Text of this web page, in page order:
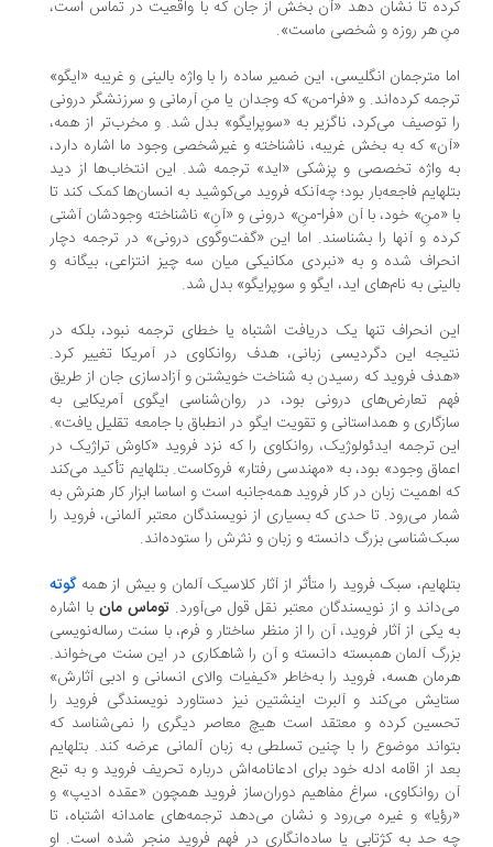
تا نشان دهد «آن بخش از جان که با واقعیت در تماس است،
هر روزه و شخصی ماست».
مترجمان انگلیسی، این ضمیر ساده را با واژه بالینی و غریبه «ایگو»
کرده‌اند. و «فرا-من» که وجدان یا منِ آرمانی و سرزنشگر درونی
توصیف می‌کرد، ناگزیر به «سوپرایگو» بدل شد. و مخرب‌تر از همه،
که به بخش غریبه، ناشناخته و غیرشخصی وجود ما اشاره دارد،
واژه تخصصی و پزشکی «اید» ترجمه شد. این انتخاب‌ها از دید
فاجعه‌بار بود؛ چه‌آنکه فروید می‌کوشید به انسان‌ها کمک کند تا
«منِ» خود، با آن «فرا-منِ» درونی و «آنِ» ناشناخته وجودشان آشتی
و آنها را بشناسند. اما این «گفت‌وگوی درونی» در ترجمه دچار
شده و به «نبردی مکانیکی میان سه چیز انتزاعی، بیگانه و
به نام‌های اید، ایگو و سوپرایگو» بدل شد.
انحراف تنها یک دریافت اشتباه یا خطای ترجمه نبود، بلکه در
این دگردیسی زبانی، هدف روانکاوی در آمریکا تغییر کرد.
فروید که رسیدن به شناخت خویشتن و آزادسازی جان از طریق
تعارض‌های درونی بود، در روان‌شناسی ایگوی آمریکایی به
و همداستانی و تقویت ایگو در انطباق با جامعه تقلیل یافت».
ترجمه ایدئولوژیک، روانکاوی را که نزد فروید «کاوش تراژیک در
وجود» بود، به «مهندسی رفتار» فروکاست. بتلهایم تأکید می‌کند
اهمیت زبان در کار فروید همه‌جانبه است و اساسا ابزار کار هنرش به
می‌رود. تا حدی که بسیاری از نویسندگان معتبر آلمانی، فروید را
بزرگ دانسته و زبان و نثرش را ستوده‌اند.
سبک فروید را متأثر از آثار کلاسیک آلمان و بیش از همهگوته
و از نویسندگان معتبر نقل قول می‌آورد.توماس مانبا اشاره
یکی از آثار فروید، آن را از منظر ساختار و فرم، با سنت رساله‌نویسی
آلمان همبسته دانسته و آن را شاهکاری در این سنت می‌خواند.
هسه، فروید را به‌خاطر «کیفیات والای انسانی و ادبی آثارش»
می‌کند و آلبرت اینشتین نیز دستاورد نویسندگی فروید را
کرده و معتقد است هیچ معاصر دیگری را نمی‌شناسد که
موضوع را با چنین تسلطی به زبان آلمانی عرضه کند. بتلهایم
از اقامه ادله خود برای ادعانامه‌اش درباره تحریف فروید و به‌ تبع
روانکاوی، سراغ مفاهیم دوران‌ساز فروید همچون «عقده ادیپ» و
و غیره می‌رود و نشان می‌دهد ترجمه‌های عامدانه اشتباه، تا
حد به کژتابی یا ساده‌انگاری در فهم فروید منجر شده است. او